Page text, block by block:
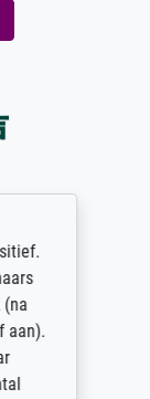
(na
aan).